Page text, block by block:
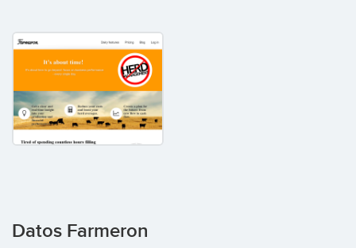
Datos Farmeron